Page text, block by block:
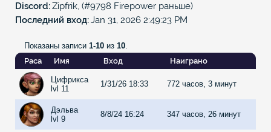
Discord Zipfrik, (#9798 Firepower раньше)
Последний вход Jan 31, 2026 2:49:23 PM
Показаны записи 1-10 из 10.
Раса
Имя Вход Наиграно
Цифрикса
lvl 11
1/31/26 18:33 772 часов, 3 минут
Дэльва
lvl 9
8/8/24 16:24 347 часов, 26 минут